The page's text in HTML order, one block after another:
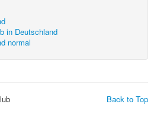
in Deutschland
normal
Back to Top